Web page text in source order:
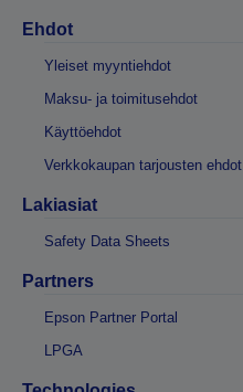
Ehdot
Yleiset myyntiehdot
Maksu- ja toimitusehdot
Käyttöehdot
Verkkokaupan tarjousten ehdot
Lakiasiat
Safety Data Sheets
Partners
Epson Partner Portal
LPGA